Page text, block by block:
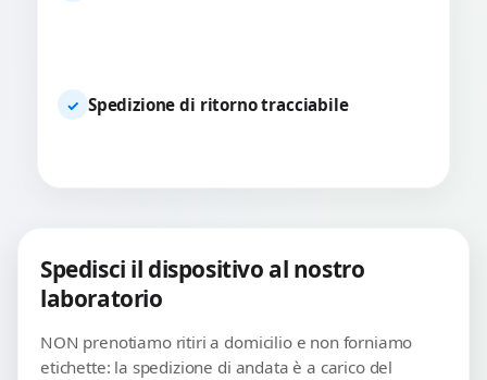
✓ Spedizione di ritorno tracciabile
Spedisci il dispositivo al nostro
laboratorio
NON prenotiamo ritiri a domicilio e non forniamo
etichette: la spedizione di andata è a carico del